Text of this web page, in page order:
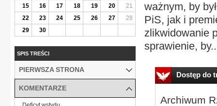
ważnym, by
PiS, jak i
zlikwidowanie
sprawienie,
Dostęp do
Archiwum
15
16 17 18 19 20
21
22
23 24 25 26 27
28
29
30
SPIS TREŚCI
PIERWSZA STRONA
KOMENTARZE